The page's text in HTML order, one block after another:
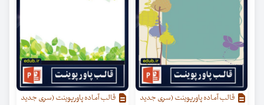
قالب آماده پاورپوینت (سری جدید
قالب آماده پاورپوینت (سری جدید